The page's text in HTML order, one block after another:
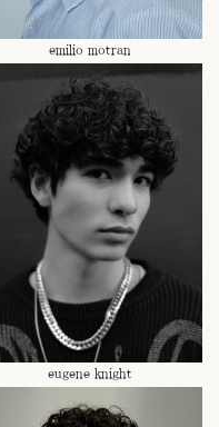
emilio motran
eugene knight